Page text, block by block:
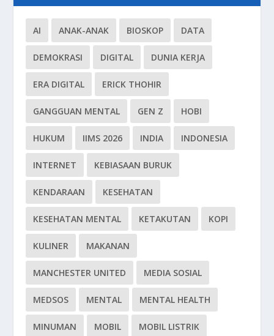
AI ANAK-ANAK BIOSKOP DATA
DEMOKRASI DIGITAL DUNIA KERJA
ERA DIGITAL ERICK THOHIR
GANGGUAN MENTAL GEN Z HOBI
HUKUM IIMS 2026 INDIA INDONESIA
INTERNET KEBIASAAN BURUK
KENDARAAN KESEHATAN
KESEHATAN MENTAL KETAKUTAN KOPI
KULINER MAKANAN
MANCHESTER UNITED MEDIA SOSIAL
MEDSOS MENTAL MENTAL HEALTH
MINUMAN MOBIL MOBIL LISTRIK